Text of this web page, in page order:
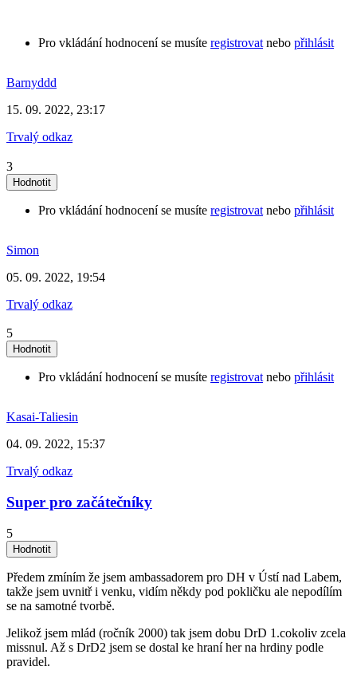
Pro vkládání hodnocení se musíte registrovat nebo přihlásit
Barnyddd
15. 09. 2022, 23:17
Trvalý odkaz
3
Pro vkládání hodnocení se musíte registrovat nebo přihlásit
Simon
05. 09. 2022, 19:54
Trvalý odkaz
5
Pro vkládání hodnocení se musíte registrovat nebo přihlásit
Kasai-Taliesin
04. 09. 2022, 15:37
Trvalý odkaz
Super pro začátečníky
5
Předem zmíním že jsem ambassadorem pro DH v Ústí nad Labem,
takže jsem uvnitř i venku, vidím někdy pod pokličku ale nepodílím
se na samotné tvorbě.
Jelikož jsem mlád (ročník 2000) tak jsem dobu DrD 1.cokoliv zcela
missnul. Až s DrD2 jsem se dostal ke hraní her na hrdiny podle
pravidel.